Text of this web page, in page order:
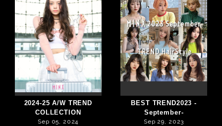
2024-25 A/W TREND
COLLECTION
Sep 05, 2024
BEST TREND2023 -
September-
Sep 29, 2023